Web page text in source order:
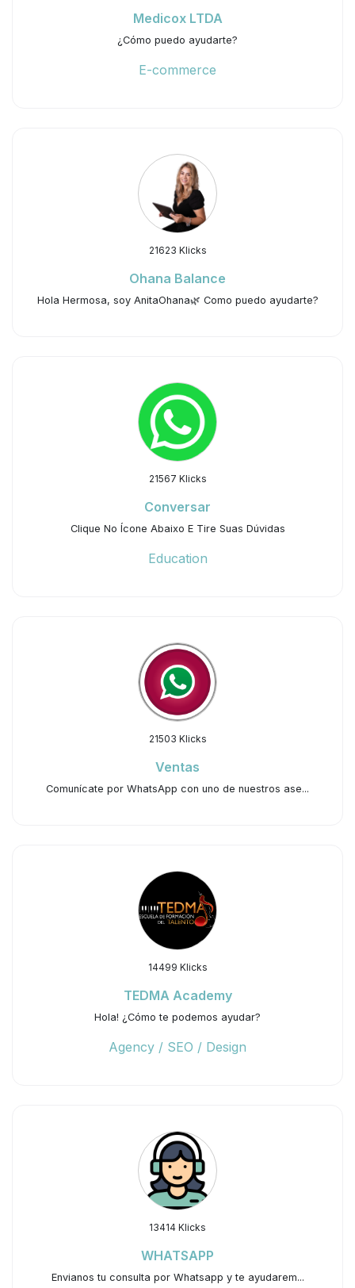
Medicox LTDA
¿Cómo puedo ayudarte?
E-commerce
21623 Klicks
Ohana Balance
Hola Hermosa, soy AnitaOhana🌿 Como puedo ayudarte?
21567 Klicks
Conversar
Clique No Ícone Abaixo E Tire Suas Dúvidas
Education
21503 Klicks
Ventas
Comunícate por WhatsApp con uno de nuestros ase...
14499 Klicks
TEDMA Academy
Hola! ¿Cómo te podemos ayudar?
Agency / SEO / Design
13414 Klicks
WHATSAPP
Envianos tu consulta por Whatsapp y te ayudarem...